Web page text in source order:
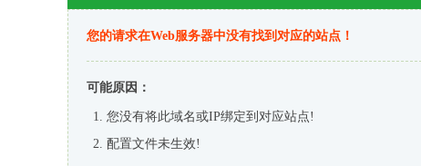
您的请求在Web服务器中没有找到对应的站点！
可能原因：
您没有将此域名或IP绑定到对应站点!
配置文件未生效!